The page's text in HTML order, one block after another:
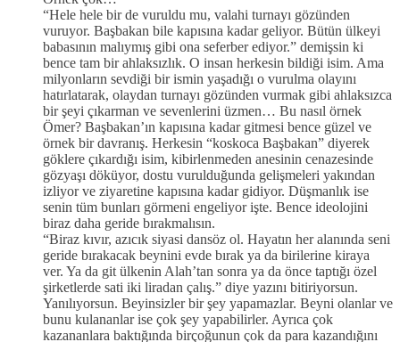
“Hele hele bir de vuruldu mu, valahi turnayı gözünden
vuruyor. Başbakan bile kapısına kadar geliyor. Bütün ülkeyi
babasının malıymış gibi ona seferber ediyor.” demişsin ki
bence tam bir ahlaksızlık. O insan herkesin bildiği isim. Ama
milyonların sevdiği bir ismin yaşadığı o vurulma olayını
hatırlatarak, olaydan turnayı gözünden vurmak gibi ahlaksızca
bir şeyi çıkarman ve sevenlerini üzmen… Bu nasıl örnek
Ömer? Başbakan’ın kapısına kadar gitmesi bence güzel ve
örnek bir davranış. Herkesin “koskoca Başbakan” diyerek
göklere çıkardığı isim, kibirlenmeden anesinin cenazesinde
gözyaşı döküyor, dostu vurulduğunda gelişmeleri yakından
izliyor ve ziyaretine kapısına kadar gidiyor. Düşmanlık ise
senin tüm bunları görmeni engeliyor işte. Bence ideolojini
biraz daha geride bırakmalısın.
“Biraz kıvır, azıcık siyasi dansöz ol. Hayatın her alanında seni
geride bırakacak beynini evde bırak ya da birilerine kiraya
ver. Ya da git ülkenin Alah’tan sonra ya da önce taptığı özel
şirketlerde sati iki liradan çalış.” diye yazını bitiriyorsun.
Yanılıyorsun. Beyinsizler bir şey yapamazlar. Beyni olanlar ve
bunu kulananlar ise çok şey yapabilirler. Ayrıca çok
kazananlara baktığında birçoğunun çok da para kazandığını